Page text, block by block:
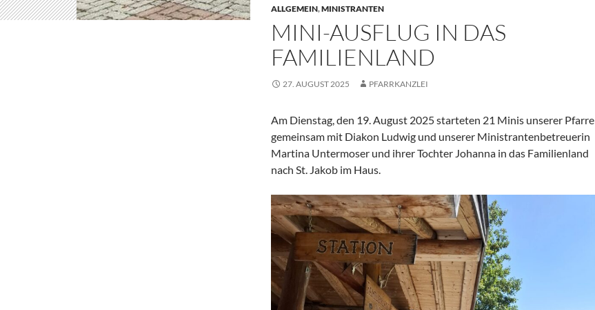
ALLGEMEIN,MINISTRANTEN
MINI-AUSFLUG IN DAS
FAMILIENLAND
27. AUGUST 2025 PFARRKANZLEI
Am Dienstag, den 19. August 2025 starteten 21 Minis unserer Pfarre
gemeinsam mit Diakon Ludwig und unserer Ministrantenbetreuerin
Martina Untermoser und ihrer Tochter Johanna in das Familienland
nach St. Jakob im Haus.